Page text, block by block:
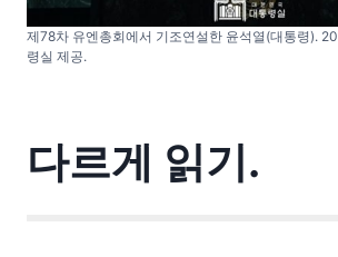
제78차 유엔총회에서 기조연설한 윤석열(대통령).
령실 제공.
다르게 읽기.